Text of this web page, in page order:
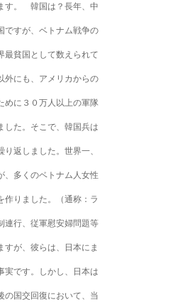
す。 韓国は？長年、中
ですが、ベトナム戦争の
最貧国として数えられて
にも、アメリカからの
めに３０万人以上の軍隊
した。そこで、韓国兵は
返しました。世界一、
、多くのベトナム人女性
作りました。（通称：ラ
行、従軍慰安婦問題等
すが、彼らは、日本にま
実です。しかし、日本は
の国交回復において、当